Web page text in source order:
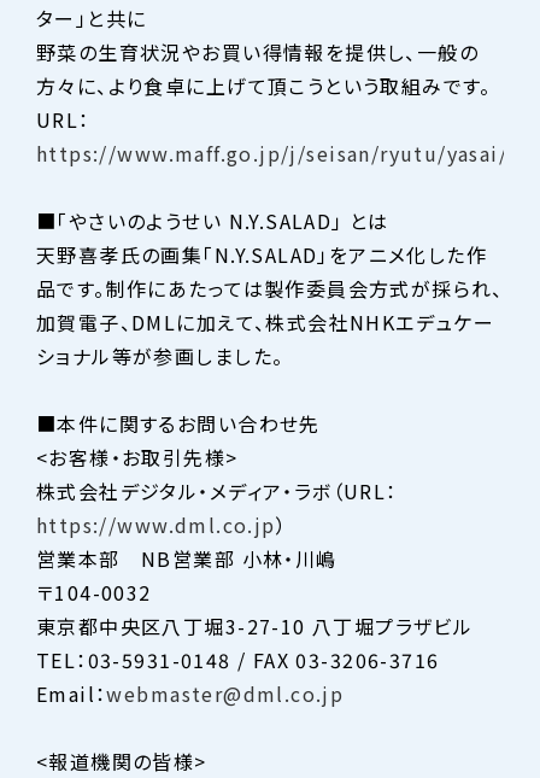
ター」と共に
野菜の生育状況やお買い得情報を提供し、一般の
方々に、より食卓に上げて頂こうという取組みです。
URL：
https://www.maff.go.jp/j/seisan/ryutu/yasai/
■「やさいのようせい N.Y.SALAD」 とは
天野喜孝氏の画集「N.Y.SALAD」をアニメ化した作
品です。制作にあたっては製作委員会方式が採られ、
加賀電子、DMLに加えて、株式会社NHKエデュケー
ショナル等が参画しました。
■本件に関するお問い合わせ先
<お客様・お取引先様>
株式会社デジタル・メディア・ラボ（URL：
https://www.dml.co.jp）
営業本部 NB営業部 小林・川嶋
〒104-0032
東京都中央区八丁堀3-27-10 八丁堀プラザビル
TEL：03-5931-0148 / FAX 03-3206-3716
Email：webmaster@dml.co.jp
<報道機関の皆様>